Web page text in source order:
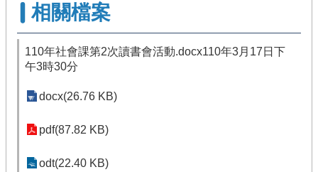
相關檔案
110年社會課第2次讀書會活動.docx110年3月17日下
午3時30分
docx(26.76 KB)
pdf(87.82 KB)
odt(22.40 KB)